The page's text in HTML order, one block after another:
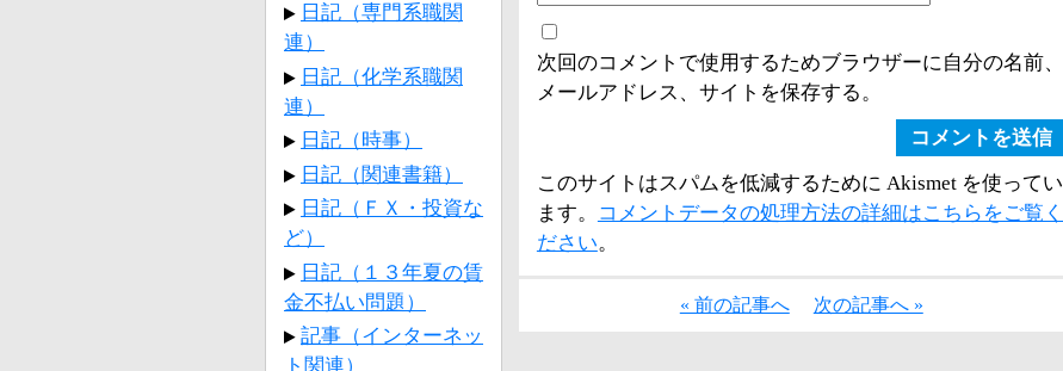
次回のコメントで使用するためブラウザーに自分の名前、
メールアドレス、サイトを保存する。
このサイトはスパムを低減するために Akismet を使ってい
ます。
コメントデータの処理方法の詳細はこちらをご覧く
ださい。
« 前の記事へ 次の記事へ »
日記（専門系職関
連）
日記（化学系職関
連）
日記（時事）
日記（関連書籍）
日記（ＦＸ・投資な
ど）
日記（１３年夏の賃
金不払い問題）
記事（インターネッ
ト関連）